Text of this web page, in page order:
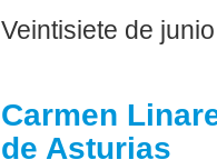
Veintisiete de junio
Carmen
de Asturias